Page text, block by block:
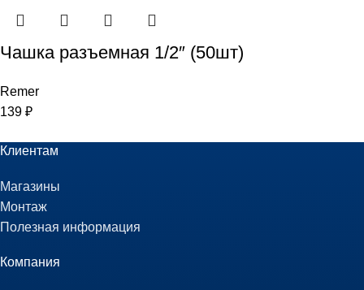
Чашка разъемная 1/2″ (50шт)
Remer
139 ₽
Клиентам
Магазины
Монтаж
Полезная информация
Компания